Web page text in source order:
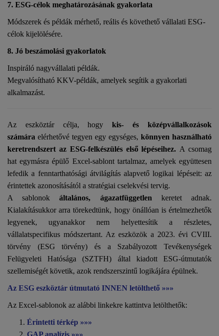
7. ESG-célok meghatározásának gyakorlata
Módszerek és példák mérhető, reális és követhető vállalati ESG-
célok kijelölésére.
8. Jó beszámolási gyakorlatok
Inspiráló nagyvállalati példák.
Megvalósítható KKV-példák, amelyek segítik a gyakorlati
alkalmazást.
Az eszköztár célja, hogykis- és középvállalkozások
számára elérhetővé tegyen egy egységes, könnyen használható
keretrendszert az ESG-felkészülés első lépéseihez. A csomag
hat egymásra épülő Excel-sablont tartalmaz, amelyek együttesen
lefedik a fenntarthatósági átvilágítás alapvető logikai lépéseit: az
érintettek azonosításától a stratégiai cselekvési tervig.
A sablonokáltalános, ágazatfüggetlen keretet adnak.
Kialakításukkor arra törekedtünk, hogy önállóan is értelmezhetők
legyenek, ugyanakkor nem helyettesítik a részletes,
vállalatspecifikus módszertant. Az eszközök a 2023. évi CVIII.
törvény (ESG törvény) és a Szabályozott Tevékenységek
Felügyeleti Hatósága (SZTFH) által kiadott ESG-útmutatók
szellemiségét követik, azok rendszerszintű logikájára épülnek.
Az ESG eszköztár útmutató INNEN letölthető »»»
Az Excel-sablonok az alábbi linkekre kattintva letölthetők:
Érintetti térkép »»»